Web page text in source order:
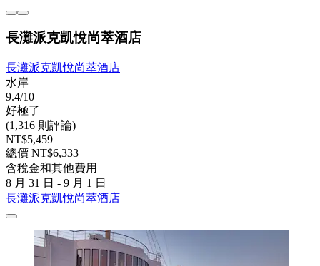
長灘派克凱悅尚萃酒店
長灘派克凱悅尚萃酒店
水岸
9.4/10
好極了
(1,316 則評論)
NT$5,459
總價 NT$6,333
含稅金和其他費用
8 月 31 日 - 9 月 1 日
長灘派克凱悅尚萃酒店